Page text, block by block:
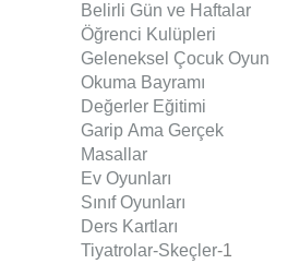
Belirli Gün ve Haftalar
Öğrenci Kulüpleri
Geleneksel Çocuk Oyun
Okuma Bayramı
Değerler Eğitimi
Garip Ama Gerçek
Masallar
Ev Oyunları
Sınıf Oyunları
Ders Kartları
Tiyatrolar-Skeçler-1